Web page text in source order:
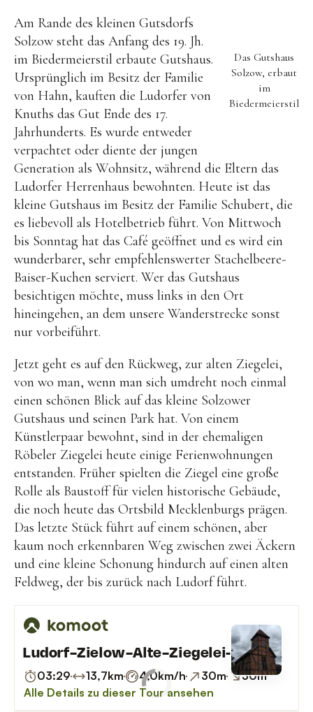
Das Gutshaus
Solzow, erbaut
im
Biedermeierstil
Am Rande des kleinen Gutsdorfs
Solzow steht das Anfang des 19. Jh.
im Biedermeierstil erbaute Gutshaus.
Ursprünglich im Besitz der Familie
von Hahn, kauften die Ludorfer von
Knuths das Gut Ende des 17.
Jahrhunderts. Es wurde entweder
verpachtet oder diente der jungen
Generation als Wohnsitz, während die Eltern das
Ludorfer Herrenhaus bewohnten. Heute ist das
kleine Gutshaus im Besitz der Familie Schubert, die
es liebevoll als Hotelbetrieb führt. Von Mittwoch
bis Sonntag hat das Café geöffnet und es wird ein
wunderbarer, sehr empfehlenswerter Stachelbeere-
Baiser-Kuchen serviert. Wer das Gutshaus
besichtigen möchte, muss links in den Ort
hineingehen, an dem unsere Wanderstrecke sonst
nur vorbeiführt.
Jetzt geht es auf den Rückweg, zur alten Ziegelei,
von wo man, wenn man sich umdreht noch einmal
einen schönen Blick auf das kleine Solzower
Gutshaus und seinen Park hat. Von einem
Künstlerpaar bewohnt, sind in der ehemaligen
Röbeler Ziegelei heute einige Ferienwohnungen
entstanden. Früher spielten die Ziegel eine große
Rolle als Baustoff für vielen historische Gebäude,
die noch heute das Ortsbild Mecklenburgs prägen.
Das letzte Stück führt auf einem schönen, aber
kaum noch erkennbaren Weg zwischen zwei Äckern
und eine kleine Schonung hindurch auf einen alten
Feldweg, der bis zurück nach Ludorf führt.